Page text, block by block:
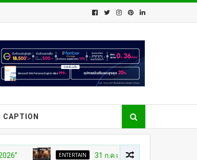
CAPTION
ENTERTAIN 31 ก.ค เที่ยงตรง กดบัตรให้ทันนะเพื่อน โปร